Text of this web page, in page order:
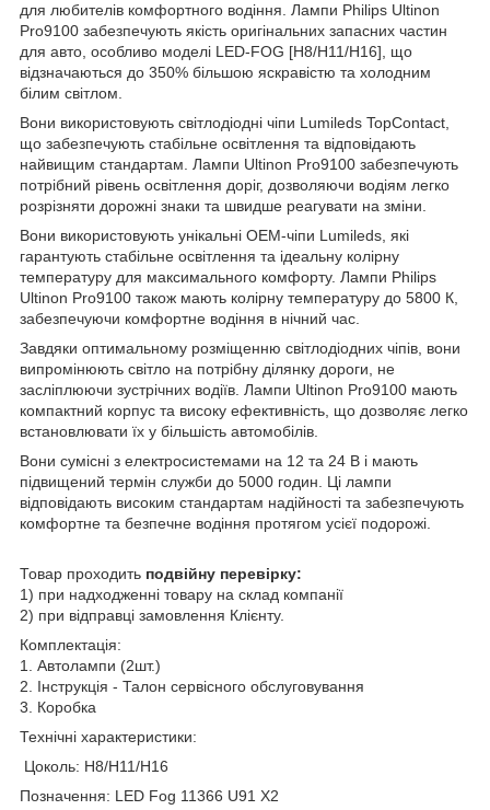
для любителів комфортного водіння. Лампи Philips Ultinon
Pro9100 забезпечують якість оригінальних запасних частин
для авто, особливо моделі LED-FOG [H8/H11/H16], що
відзначаються до 350% більшою яскравістю та холодним
білим світлом.
Вони використовують світлодіодні чіпи Lumileds TopContact,
що забезпечують стабільне освітлення та відповідають
найвищим стандартам. Лампи Ultinon Pro9100 забезпечують
потрібний рівень освітлення доріг, дозволяючи водіям легко
розрізняти дорожні знаки та швидше реагувати на зміни.
Вони використовують унікальні OEM-чіпи Lumileds, які
гарантують стабільне освітлення та ідеальну колірну
температуру для максимального комфорту. Лампи Philips
Ultinon Pro9100 також мають колірну температуру до 5800 К,
забезпечуючи комфортне водіння в нічний час.
Завдяки оптимальному розміщенню світлодіодних чіпів, вони
випромінюють світло на потрібну ділянку дороги, не
засліплюючи зустрічних водіїв. Лампи Ultinon Pro9100 мають
компактний корпус та високу ефективність, що дозволяє легко
встановлювати їх у більшість автомобілів.
Вони сумісні з електросистемами на 12 та 24 В і мають
підвищений термін служби до 5000 годин. Ці лампи
відповідають високим стандартам надійності та забезпечують
комфортне та безпечне водіння протягом усієї подорожі.
Товар проходить подвійну перевірку:
1) при надходженні товару на склад компанії
2) при відправці замовлення Клієнту.
Комплектація:
1. Автолампи (2шт.)
2. Інструкція - Талон сервісного обслуговування
3. Коробка
Технічні характеристики:
Цоколь: H8/H11/H16
Позначення: LED Fog 11366 U91 X2